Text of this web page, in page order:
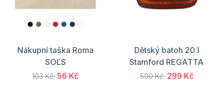
Nákupní taška Roma
SOĽS
103 Kč 56 Kč
Dětský batoh 20 l
Stamford REGATTA
599 Kč 299 Kč